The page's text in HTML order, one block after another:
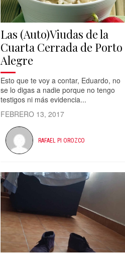
Las (Auto)Viudas de la
Cuarta Cerrada de Porto
Alegre
Esto que te voy a contar, Eduardo, no
se lo digas a nadie porque no tengo
testigos ni más evidencia...
FEBRERO 13, 2017
RAFAEL PI OROZCO